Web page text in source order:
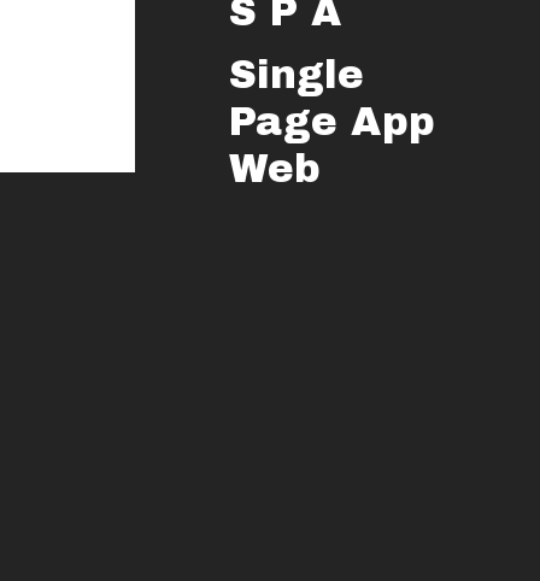
S P A
Single
Page App
Web